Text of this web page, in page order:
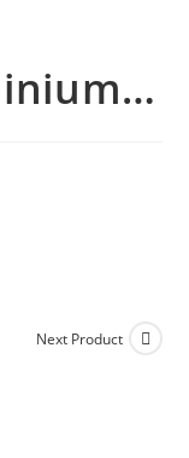
Next Product